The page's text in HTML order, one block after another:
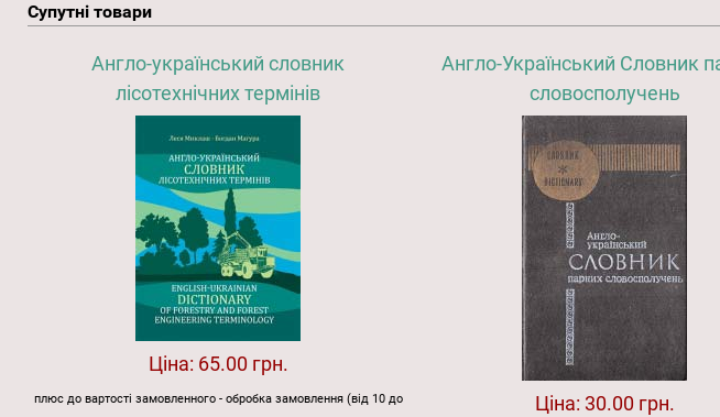
Супутні товари
Англо-український словник
лісотехнічних термінів
Ціна: 65.00 грн.
плюс до вартості замовленного - обробка замовлення (від 10 до
Англо-Український Словник
словосполучень
Ціна: 30.00 грн.